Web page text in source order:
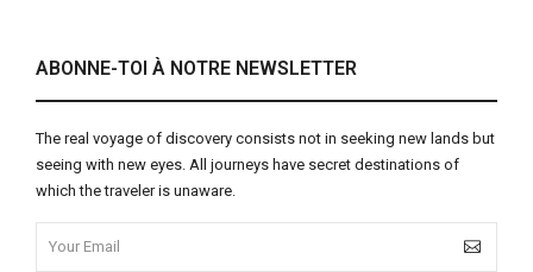
ABONNE-TOI À NOTRE NEWSLETTER
The real voyage of discovery consists not in seeking new lands but
seeing with new eyes. All journeys have secret destinations of
which the traveler is unaware.